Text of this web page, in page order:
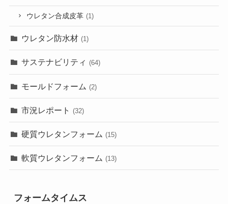
ウレタン合成皮革 (1)
ウレタン防水材 (1)
サステナビリティ (64)
モールドフォーム (2)
市況レポート (32)
硬質ウレタンフォーム (15)
軟質ウレタンフォーム (13)
フォームタイムス